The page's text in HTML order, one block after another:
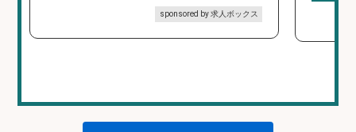
sponsored by 求人ボックス